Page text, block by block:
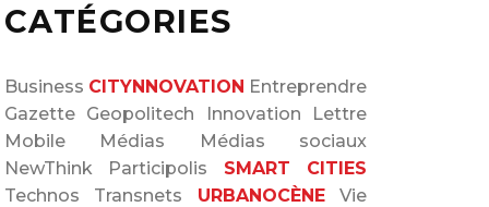
CATÉGORIES
Business CITYNNOVATION Entreprendre
Gazette Geopolitech Innovation
Lettre
Mobile
Médias
Médias sociaux
NewThink
Participolis
SMART CITIES
Technos
Transnets URBANOCÈNE
Vie